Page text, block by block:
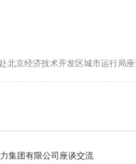
北京经济技术开发区城市运行局
集团有限公司座谈交流